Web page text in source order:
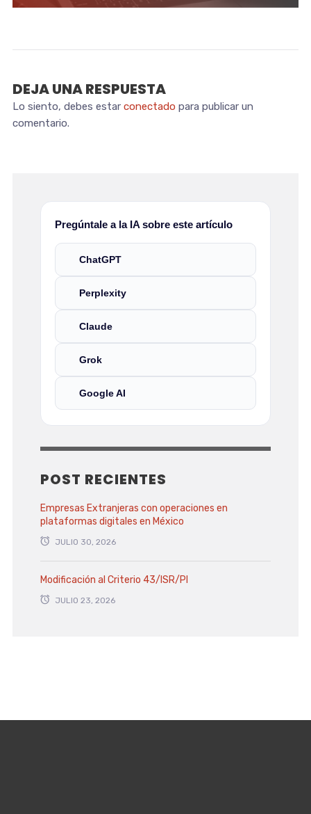
DEJA UNA RESPUESTA
Lo siento, debes estar conectado para publicar un
comentario.
Pregúntale a la IA sobre este artículo
ChatGPT
Perplexity
Claude
Grok
Google AI
POST RECIENTES
Empresas Extranjeras con operaciones en
plataformas digitales en México
JULIO 30, 2026
Modificación al Criterio 43/ISR/PI
JULIO 23, 2026